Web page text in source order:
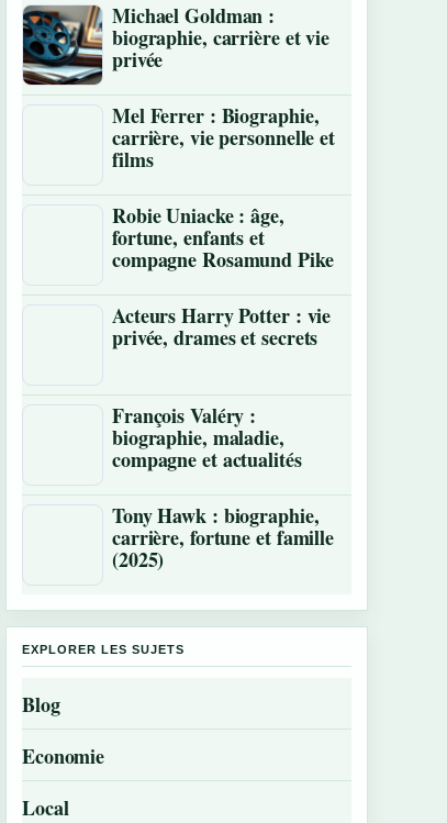
Michael Goldman :
biographie, carrière et vie
privée
Mel Ferrer : Biographie,
carrière, vie personnelle et
films
Robie Uniacke : âge,
fortune, enfants et
compagne Rosamund Pike
Acteurs Harry Potter : vie
privée, drames et secrets
François Valéry :
biographie, maladie,
compagne et actualités
Tony Hawk : biographie,
carrière, fortune et famille
(2025)
EXPLORER LES SUJETS
Blog
Economie
Local